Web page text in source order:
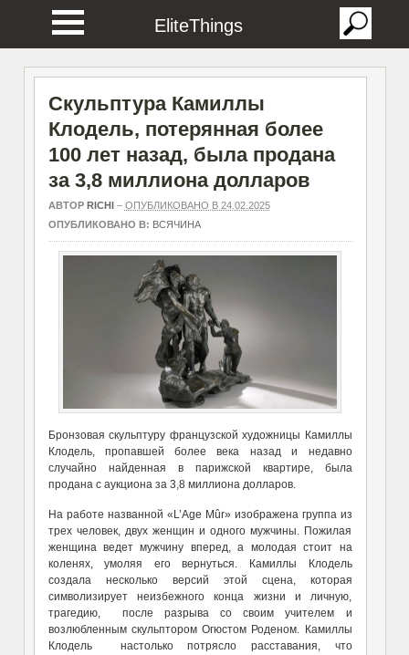
EliteThings
Скульптура Камиллы
Клодель, потерянная более
100 лет назад, была продана
за 3,8 миллиона долларов
АВТОР RICHI– ОПУБЛИКОВАНО В 24.02.2025
ОПУБЛИКОВАНО В: ВСЯЧИНА
Бронзовая скульптуру французской художницы Камиллы
Клодель, пропавшей более века назад и недавно
случайно найденная в парижской квартире, была
продана с аукциона за 3,8 миллиона долларов.
На работе названной «L’Age Mûr» изображена группа из
трех человек, двух женщин и одного мужчины. Пожилая
женщина ведет мужчину вперед, а молодая стоит на
коленях, умоляя его вернуться. Камиллы Клодель
создала несколько версий этой сцена, которая
символизирует неизбежного конца жизни и личную,
трагедию, после разрыва со своим учителем и
возлюбленным скульптором Огюстом Роденом. Камиллы
Клодель настолько потрясло расставания, что